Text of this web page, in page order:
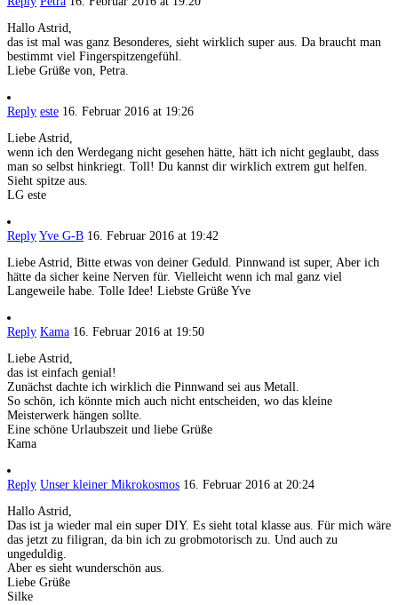
Hallo Astrid,
das ist mal was ganz Besonderes, sieht wirklich super aus. Da braucht man
bestimmt viel Fingerspitzengefühl.
Liebe Grüße von, Petra.
Reply este 16. Februar 2016 at 19:26
Liebe Astrid,
wenn ich den Werdegang nicht gesehen hätte, hätt ich nicht geglaubt, dass
man so selbst hinkriegt. Toll! Du kannst dir wirklich extrem gut helfen.
Sieht spitze aus.
LG este
Reply Yve G-B 16. Februar 2016 at 19:42
Liebe Astrid, Bitte etwas von deiner Geduld. Pinnwand ist super, Aber ich
hätte da sicher keine Nerven für. Vielleicht wenn ich mal ganz viel
Langeweile habe. Tolle Idee! Liebste Grüße Yve
Reply Kama 16. Februar 2016 at 19:50
Liebe Astrid,
das ist einfach genial!
Zunächst dachte ich wirklich die Pinnwand sei aus Metall.
So schön, ich könnte mich auch nicht entscheiden, wo das kleine
Meisterwerk hängen sollte.
Eine schöne Urlaubszeit und liebe Grüße
Kama
Reply Unser kleiner Mikrokosmos 16. Februar 2016 at 20:24
Hallo Astrid,
Das ist ja wieder mal ein super DIY. Es sieht total klasse aus. Für mich wäre
das jetzt zu filigran, da bin ich zu grobmotorisch zu. Und auch zu
ungeduldig.
Aber es sieht wunderschön aus.
Liebe Grüße
Silke